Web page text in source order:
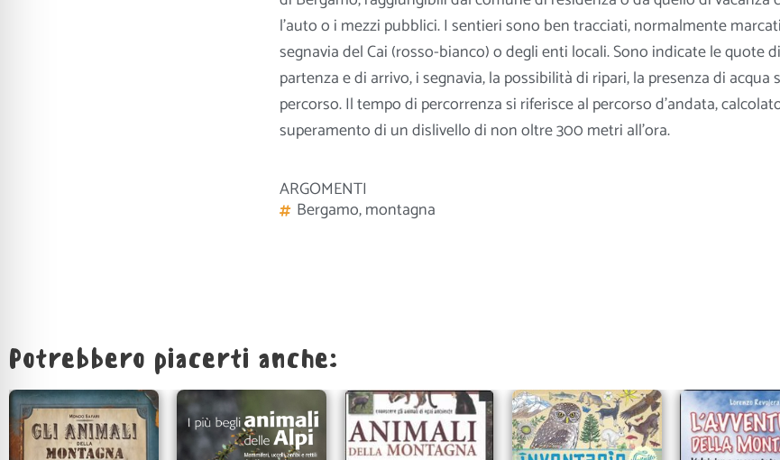
l’auto o i mezzi pubblici. I sentieri sono ben tracciati, normalmente
segnavia del Cai (rosso-bianco) o degli enti locali. Sono indicate le quote di
partenza e di arrivo, i segnavia, la possibilità di ripari, la presenza di acqua
percorso. Il tempo di percorrenza si riferisce al percorso d’andata,
superamento di un dislivello di non oltre 300 metri all’ora.
ARGOMENTI
Bergamo,montagna
Potrebbero piacerti anche: